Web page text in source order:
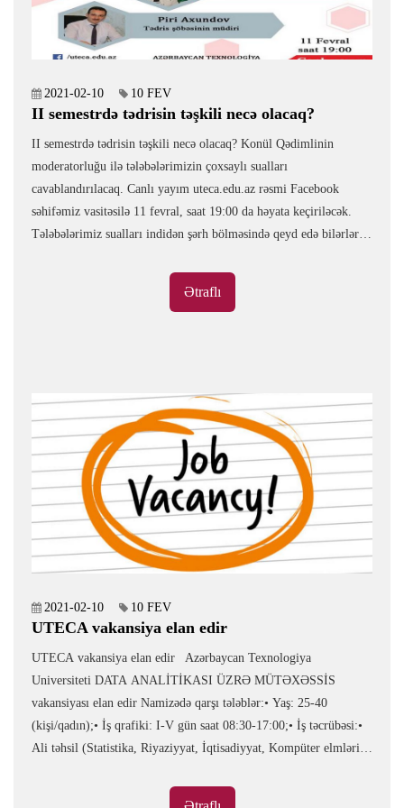
2021-02-10 10 FEV
II semestrdə tədrisin təşkili necə olacaq?
II semestrdə tədrisin təşkili necə olacaq? Konül Qədimlinin
moderatorluğu ilə tələbələrimizin çoxsaylı sualları
cavablandırılacaq. Canlı yayım uteca.edu.az rəsmi Facebook
səhifəmiz vasitəsilə 11 fevral, saat 19:00 da həyata keçiriləcək.
Tələbələrimiz sualları indidən şərh bölməsində qeyd edə bilərlər.
Ətraflı
2021-02-10 10 FEV
UTECA vakansiya elan edir
UTECA vakansiya elan edir Azərbaycan Texnologiya
Universiteti DATA ANALİTİKASI ÜZRƏ MÜTƏXƏSSİS
vakansiyası elan edir Namizədə qarşı tələblər:• Yaş: 25-40
(kişi/qadın);• İş qrafiki: I-V gün saat 08:30-17:00;• İş təcrübəsi:•
Ali təhsil (Statistika, Riyaziyyat, İqtisadiyyat, Kompüter elmləri
proqramları (analitik alətlərdə işləmə təcrübəsi üstünlük hesab